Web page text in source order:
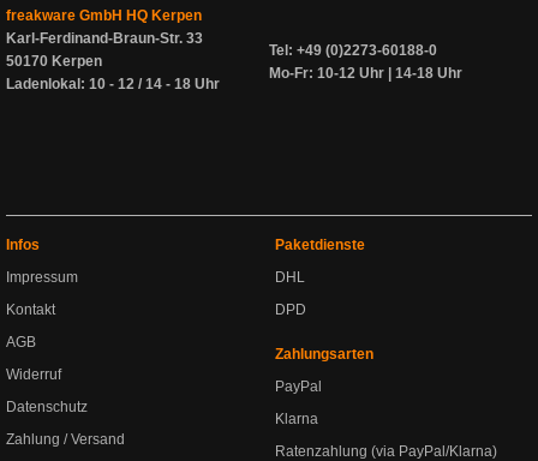
freakware GmbH HQ Kerpen
Karl-Ferdinand-Braun-Str. 33
50170 Kerpen
Ladenlokal: 10 - 12 / 14 - 18 Uhr
Tel: +49 (0)2273-60188-0
Mo-Fr: 10-12 Uhr | 14-18 Uhr
Infos
Impressum
Kontakt
AGB
Widerruf
Datenschutz
Zahlung / Versand
Paketdienste
DHL
DPD
Zahlungsarten
PayPal
Klarna
Ratenzahlung (via PayPal/Klarna)